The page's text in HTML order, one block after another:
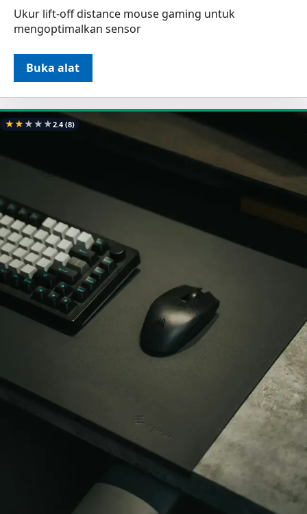
Ukur lift-off distance mouse gaming untuk
mengoptimalkan sensor
Buka alat
★★★★★2.4(8)